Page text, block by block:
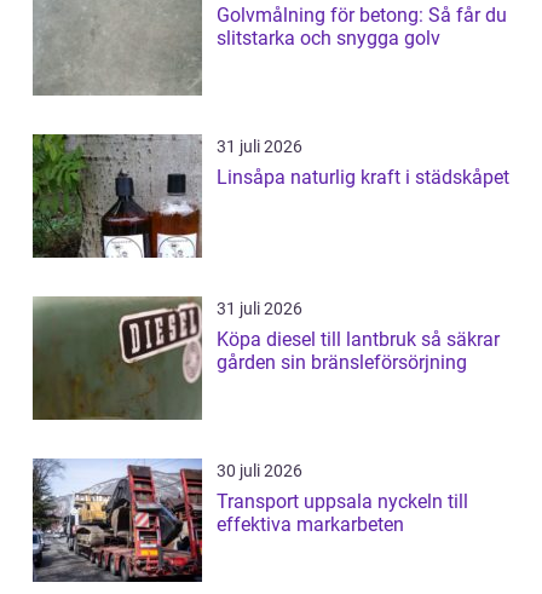
Golvmålning för betong: Så får du
slitstarka och snygga golv
31 juli 2026
Linsåpa naturlig kraft i städskåpet
31 juli 2026
Köpa diesel till lantbruk så säkrar
gården sin bränsleförsörjning
30 juli 2026
Transport uppsala nyckeln till
effektiva markarbeten